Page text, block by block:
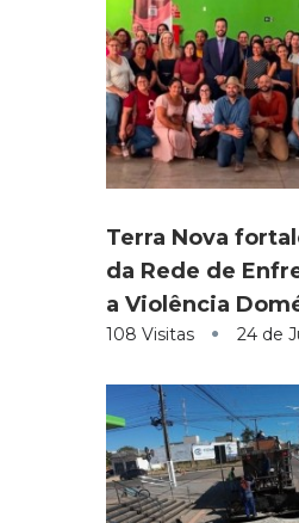
Terra Nova
da Rede de
a Violência
108 Visitas 24 de